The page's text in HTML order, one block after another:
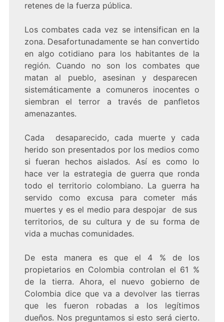
retenes de la fuerza pública.
Los combates cada vez se intensifican en la
zona. Desafortunadamente se han convertido
en algo cotidiano para los habitantes de la
región. Cuando no son los combates que
matan al pueblo, asesinan y desparecen
sistemáticamente a comuneros inocentes o
siembran el terror a través de panfletos
amenazantes.
Cada desaparecido, cada muerte y cada
herido son presentados por los medios como
si fueran hechos aislados. Así es como lo
hace ver la estrategia de guerra que ronda
todo el territorio colombiano. La guerra ha
servido como excusa para cometer más
muertes y es el medio para despojar de sus
territorios, de su cultura y de su forma de
vida a muchas comunidades.
De esta manera es que el 4 % de los
propietarios en Colombia controlan el 61 %
de la tierra. Ahora, el nuevo gobierno de
Colombia dice que va a devolver las tierras
que les fueron robadas a los legítimos
dueños. Nos preguntamos si esto será cierto.